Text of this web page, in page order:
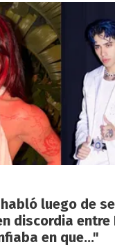
luego de
discordia entre
en que..."